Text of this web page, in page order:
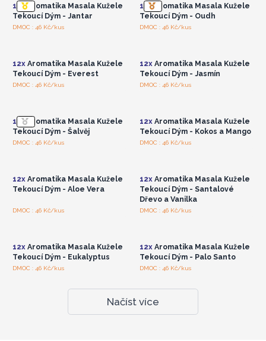
12xAromatika Masala Kužele
Tekoucí Dým - Jantar
DMOC : 46 Kč/kus
12xAromatika Masala Kužele
Tekoucí Dým - Oudh
DMOC : 46 Kč/kus
Přihlaste se nebo se
12xAromatika Masala Kužele
Tekoucí Dým - Everest
DMOC : 46 Kč/kus
Přihlaste se nebo se
12xAromatika Masala Kužele
Tekoucí Dým - Jasmín
DMOC : 46 Kč/kus
Přihlaste se nebo se
12xAromatika Masala Kužele
Tekoucí Dým - Šalvěj
DMOC : 46 Kč/kus
Přihlaste se nebo se
12xAromatika Masala Kužele
Tekoucí Dým - Kokos a Mango
DMOC : 46 Kč/kus
Přihlaste se nebo se
12xAromatika Masala Kužele
Tekoucí Dým - Aloe Vera
DMOC : 46 Kč/kus
Přihlaste se nebo se
12xAromatika Masala Kužele
Tekoucí Dým - Santalové
Dřevo a Vanilka
DMOC : 46 Kč/kus
Přihlaste se nebo se
12xAromatika Masala Kužele
Tekoucí Dým - Eukalyptus
DMOC : 46 Kč/kus
Přihlaste se nebo se
12xAromatika Masala Kužele
Tekoucí Dým - Palo Santo
DMOC : 46 Kč/kus
Načíst více